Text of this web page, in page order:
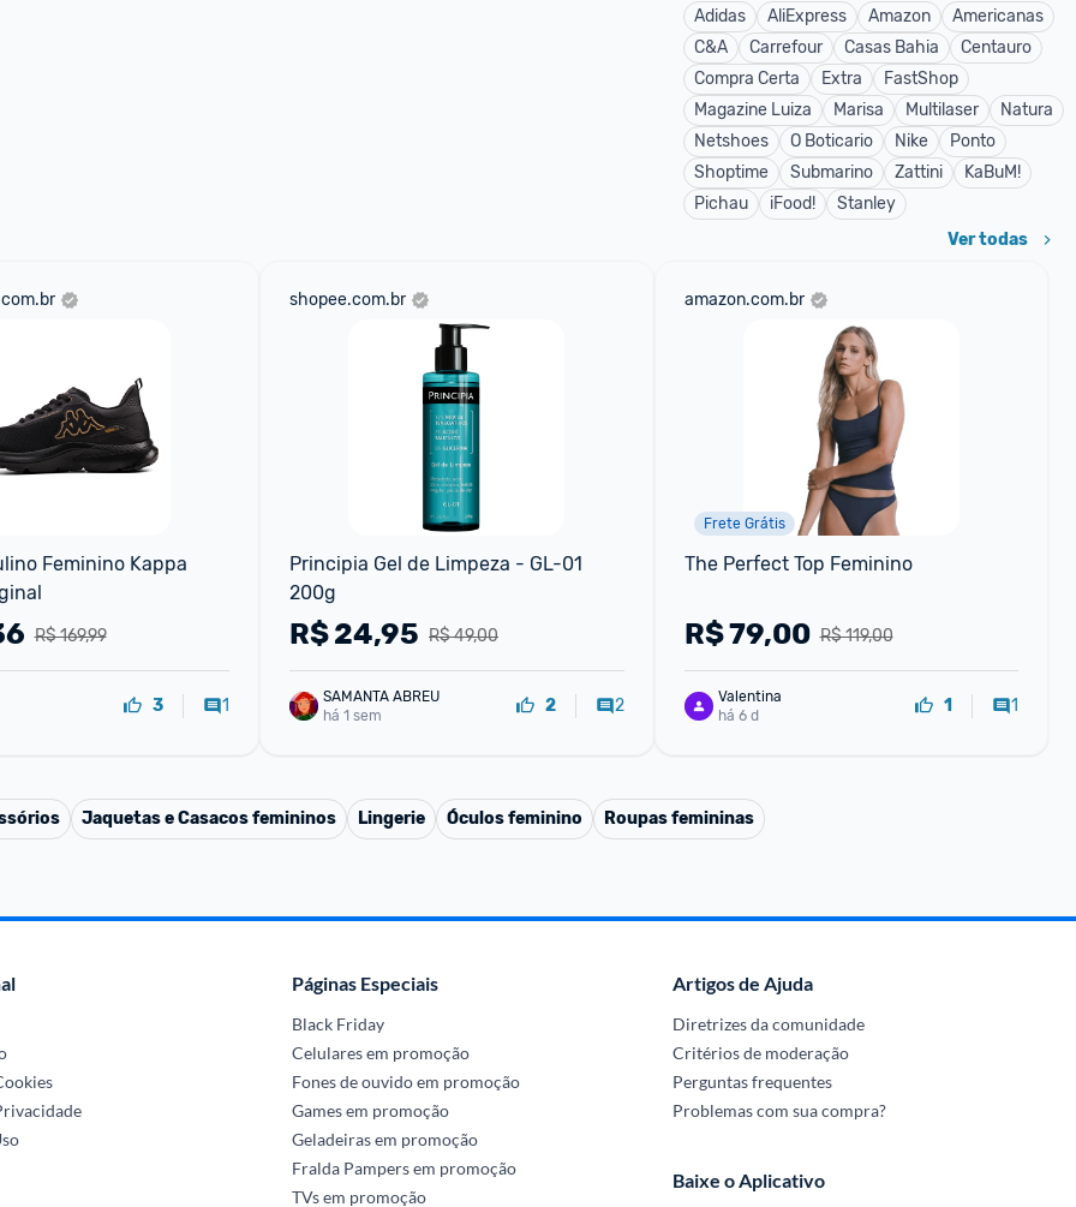
Adidas AliExpress Amazon
Americanas
C&A
Carrefour Casas Bahia
Centauro
Compra Certa
Extra
FastShop
Magazine Luiza
Marisa Multilaser
Natura
Netshoes
O Boticario Nike
Ponto
Shoptime
Submarino Zattini
KaBuM!
Pichau
iFood! Stanley
Ver todas
Feminino Kappa
R$ 169,99
3 1
shopee.com.br
Principia Gel de Limpeza - GL-01
200g
R$ 49,00
R$24,95
SAMANTA ABREU
há 1 sem
2 2
amazon.com.br
Frete Grátis
The Perfect Top Feminino
R$ 119,00
R$79,00
Valentina
há 6 d
1 1
Jaquetas e Casacos femininos Lingerie Óculos feminino Roupas femininas
Páginas Especiais
Black Friday
Celulares em promoção
Fones de ouvido em promoção
Games em promoção
Geladeiras em promoção
Fralda Pampers em promoção
TVs em promoção
Artigos de Ajuda
Diretrizes da comunidade
Critérios de moderação
Perguntas frequentes
Problemas com sua compra?
Baixe o Aplicativo